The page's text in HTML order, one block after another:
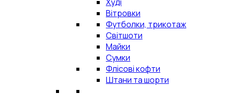
Вітровки
Футболки, трикотаж
Світшоти
Майки
Сумки
Флісові кофти
Штани та шорти